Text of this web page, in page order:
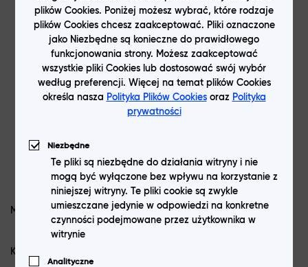
Model Buds Air 7
Kolor
plików Cookies. Poniżej możesz wybrać, które rodzaje
plików Cookies chcesz zaakceptować. Pliki oznaczone
jako Niezbędne są konieczne do prawidłowego
funkcjonowania strony. Możesz zaakceptować
wszystkie pliki Cookies lub dostosować swój wybór
według preferencji. Więcej na temat plików Cookies
określa nasza Polityka Plików Cookiesoraz Polityka
prywatności
Niezbędne
Te pliki są niezbędne do działania witryny i nie
mogą być wyłączone bez wpływu na korzystanie z
niniejszej witryny. Te pliki cookie są zwykle
umieszczane jedynie w odpowiedzi na konkretne
czynności podejmowane przez użytkownika w
witrynie
Analityczne